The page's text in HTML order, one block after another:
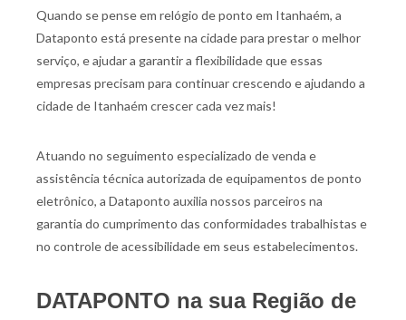
Quando se pense em relógio de ponto em Itanhaém, a
Dataponto está presente na cidade para prestar o melhor
serviço, e ajudar a garantir a flexibilidade que essas
empresas precisam para continuar crescendo e ajudando a
cidade de Itanhaém crescer cada vez mais!
Atuando no seguimento especializado de venda e
assistência técnica autorizada de equipamentos de ponto
eletrônico, a Dataponto auxilia nossos parceiros na
garantia do cumprimento das conformidades trabalhistas e
no controle de acessibilidade em seus estabelecimentos.
DATAPONTO na sua Região de